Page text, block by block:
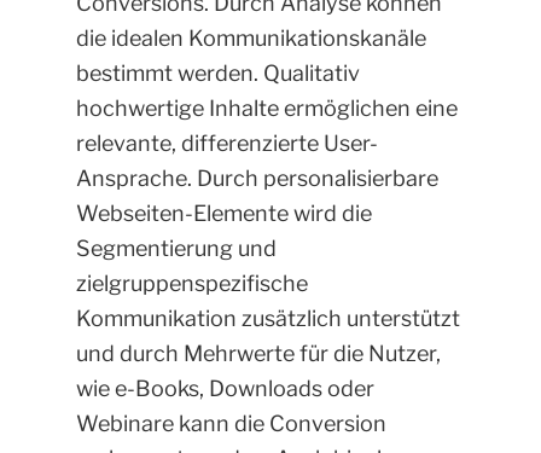
die idealen Kommunikationskanäle
bestimmt werden. Qualitativ
hochwertige Inhalte ermöglichen eine
relevante, differenzierte User-
Ansprache. Durch personalisierbare
Webseiten-Elemente wird die
Segmentierung und
zielgruppenspezifische
Kommunikation zusätzlich unterstützt
und durch Mehrwerte für die Nutzer,
wie e-Books, Downloads oder
Webinare kann die Conversion